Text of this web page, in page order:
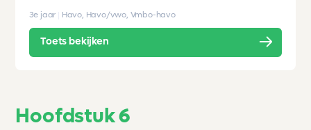
3e jaar Havo, Havo/vwo, Vmbo-havo
Toets bekijken
Hoofdstuk 6